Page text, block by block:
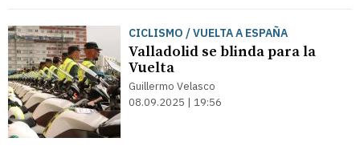
CICLISMO / VUELTA A ESPAÑA
Valladolid se blinda para la
Vuelta
Guillermo Velasco
08.09.2025 | 19:56